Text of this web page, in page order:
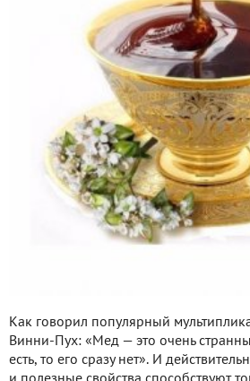
Как говорил популярный
Винни-Пух: «Мед — это очень
есть, то его сразу нет». И